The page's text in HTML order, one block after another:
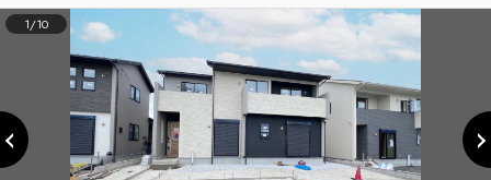
1/10